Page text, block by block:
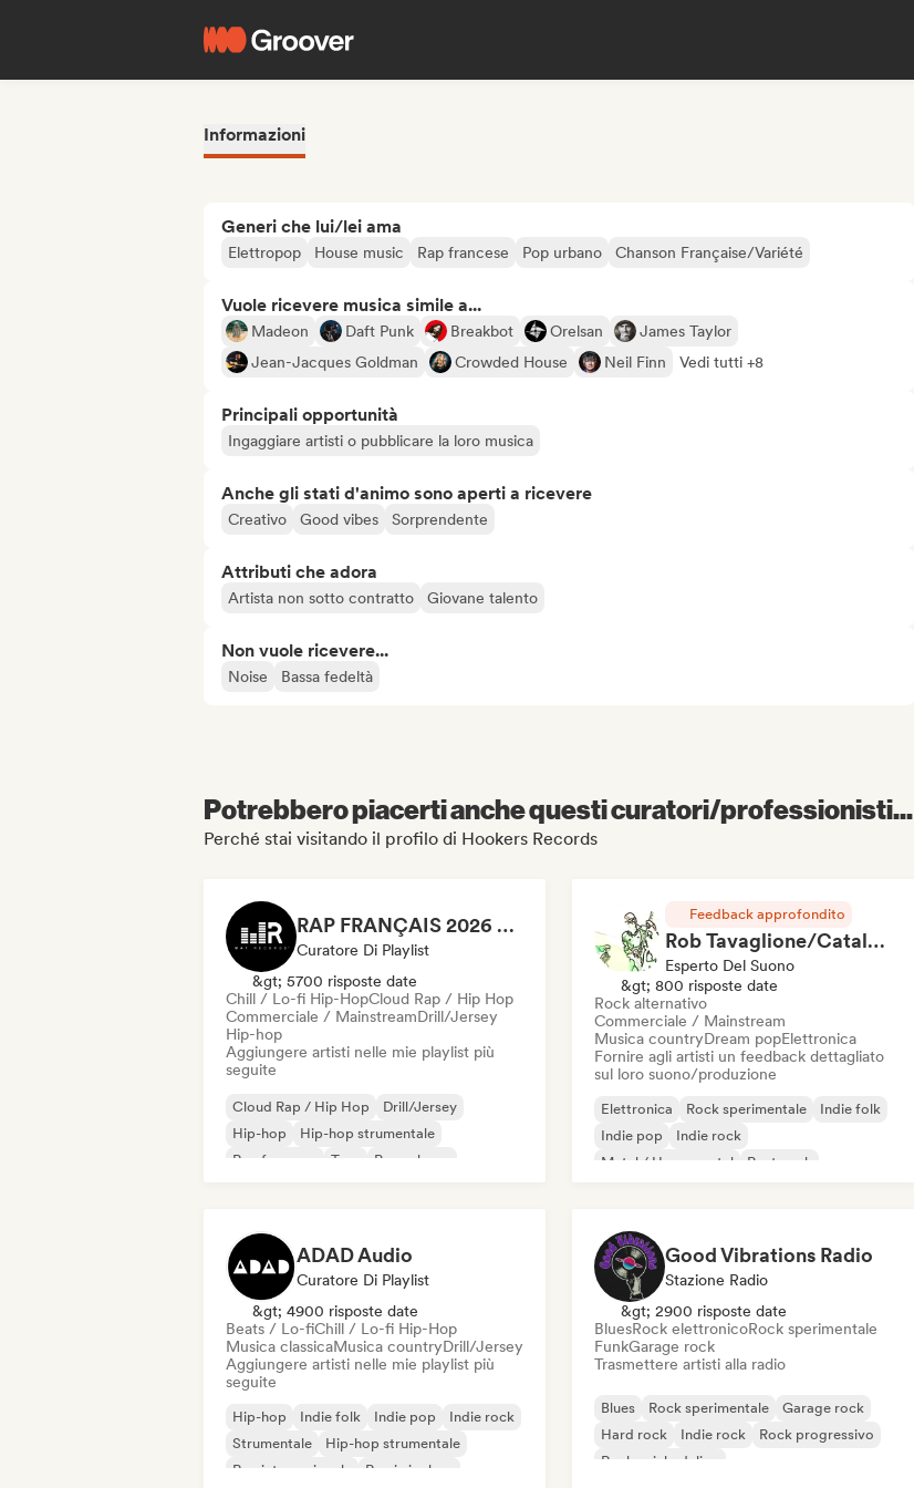
Informazioni
Generi che lui/lei ama
Elettropop House music Rap francese Pop urbano Chanson Française/Variété
Vuole ricevere musica simile a...
Madeon Daft Punk Breakbot Orelsan
James Taylor
Jean-Jacques Goldman
Crowded House Neil Finn Vedi tutti +8
Principali opportunità
Ingaggiare artisti o pubblicare la loro musica
Anche gli stati d'animo sono aperti a ricevere
Creativo Good vibes Sorprendente
Attributi che adora
Artista non sotto contratto Giovane talento
Non vuole ricevere...
Noise Bassa fedeltà
Potrebbero piacerti anche questi curatori/professionisti...
Perché stai visitando il profilo di Hookers Records
RAP FRANÇAIS 2026 🔥🇫🇷 (Way Records)
Curatore Di Playlist
&gt; 5700 risposte date
Chill / Lo-fi Hip-HopCloud Rap / Hip Hop
Commerciale / MainstreamDrill/Jersey
Hip-hop
Aggiungere artisti nelle mie playlist più
seguite
Cloud Rap / Hip Hop
Drill/Jersey
Hip-hop
Hip-hop strumentale
Rap francese
Trap
Pop urbano
Feedback approfondito
Rob Tavaglione/Catalyst Recording
Esperto Del Suono
&gt; 800 risposte date
Rock alternativo
Commerciale / Mainstream
Musica countryDream popElettronica
Fornire agli artisti un feedback dettagliato
sul loro suono/produzione
Elettronica Rock sperimentale
Indie folk
Indie pop
Indie rock
Metal / Heavy metal
Post punk
ADAD Audio
Curatore Di Playlist
&gt; 4900 risposte date
Beats / Lo-fiChill / Lo-fi Hip-Hop
Musica classicaMusica countryDrill/Jersey
Aggiungere artisti nelle mie playlist più
seguite
Hip-hop Indie folk Indie pop
Indie rock
Strumentale
Hip-hop strumentale
Rap internazionale
Rap in inglese
Good Vibrations Radio
Stazione Radio
&gt; 2900 risposte date
BluesRock elettronicoRock sperimentale
FunkGarage rock
Trasmettere artisti alla radio
Blues Rock sperimentale
Garage rock
Hard rock
Indie rock
Rock progressivo
Rock psichedelico